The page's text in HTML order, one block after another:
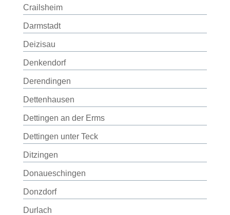
Crailsheim
Darmstadt
Deizisau
Denkendorf
Derendingen
Dettenhausen
Dettingen an der Erms
Dettingen unter Teck
Ditzingen
Donaueschingen
Donzdorf
Durlach